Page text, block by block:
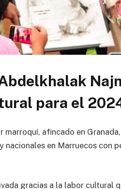
para el
afincado en
nacionales en Marruecos con
gracias a la labor cultural